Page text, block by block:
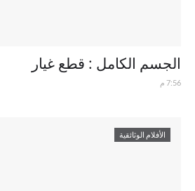
الجسم الكامل : قطع غيار
7:56 م
الأفلام الوثائقية